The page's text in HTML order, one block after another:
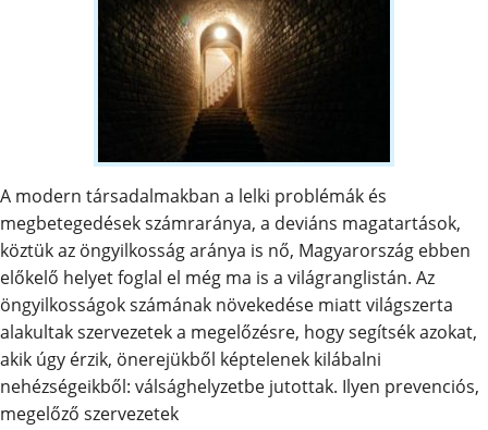
A modern társadalmakban a lelki problémák és
megbetegedések számraránya, a deviáns magatartások,
köztük az öngyilkosság aránya is nő, Magyarország ebben
előkelő helyet foglal el még ma is a világranglistán. Az
öngyilkosságok számának növekedése miatt világszerta
alakultak szervezetek a megelőzésre, hogy segítsék azokat,
akik úgy érzik, önerejükből képtelenek kilábalni
nehézségeikből: válsághelyzetbe jutottak. Ilyen prevenciós,
megelőző szervezetek